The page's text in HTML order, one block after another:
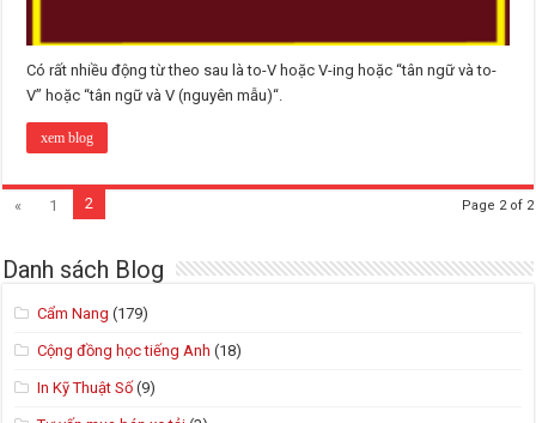
Có rất nhiều động từ theo sau là to-V hoặc V-ing hoặc “tân ngữ và to-
V” hoặc “tân ngữ và V (nguyên mẫu)“.
xem blog
Page 2 of 2
« 1 2
Danh sách Blog
Cẩm Nang (179)
Cộng đồng học tiếng Anh (18)
In Kỹ Thuật Số(9)